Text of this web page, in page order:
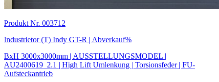
Produkt Nr. 003712
Industrietor (T) Indy GT-R | Abverkauf%
BxH 3000x3000mm | AUSSTELLUNGSMODEL |
AU2400619_2.1 | High Lift Umlenkung | Torsionsfeder | FU-
Aufsteckantrieb